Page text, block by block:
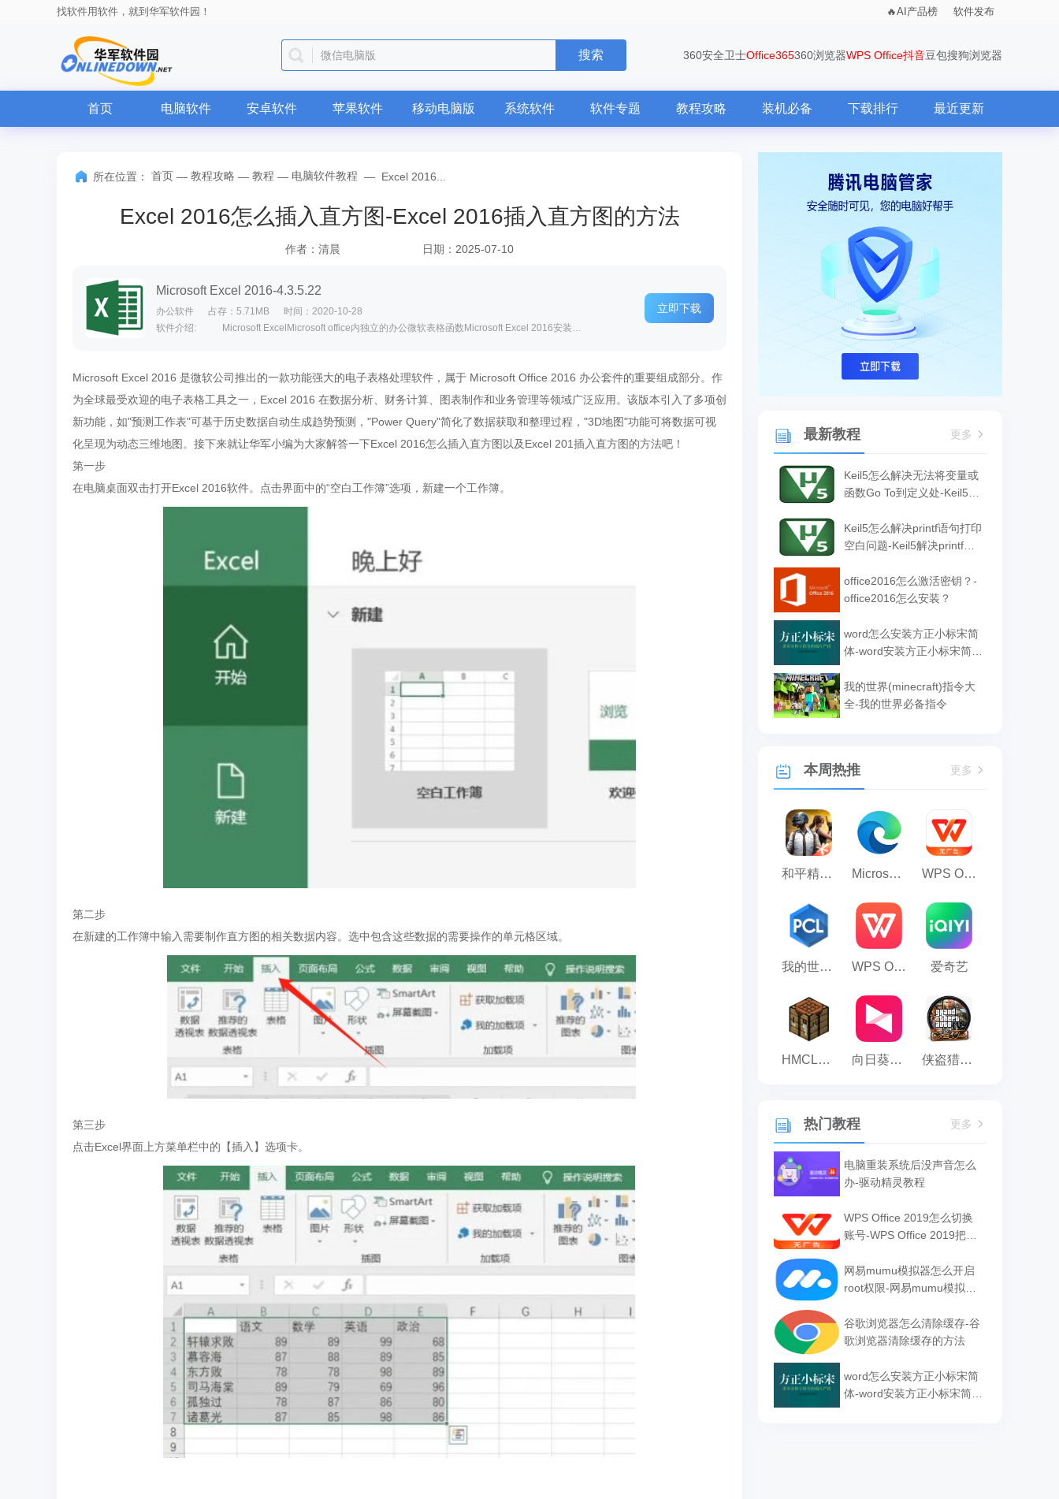
找软件用软件，就到华军软件园！ AI产品榜 软件发布
微信电脑版 搜索 360安全卫士Office365360浏览器WPS Office抖音豆包搜狗浏览器
首页 电脑软件 安卓软件 苹果软件 移动电脑版 系统软件 软件专题 教程攻略 装机必备 下载排行 最近更新
所在位置： 首页 — 教程攻略 — 教程 — 电脑软件教程 — Excel 2016...
Excel 2016怎么插入直方图-Excel 2016插入直方图的方法
作者：清晨 日期：2025-07-10
Microsoft Excel 2016-4.3.5.22
办公软件 占存：5.71MB
时间：2020-10-28
软件介绍: Microsoft ExcelMicrosoft office内独立的办公微软表格函数Microsoft Excel 2016安装包将...
立即下载
Microsoft Excel 2016 是微软公司推出的一款功能强大的电子表格处理软件，属于 Microsoft Office 2016 办公套件的重要组成部分。作
为全球最受欢迎的电子表格工具之一，Excel 2016 在数据分析、财务计算、图表制作和业务管理等领域广泛应用。该版本引入了多项创
新功能，如"预测工作表"可基于历史数据自动生成趋势预测，"Power Query"简化了数据获取和整理过程，"3D地图"功能可将数据可视
化呈现为动态三维地图。接下来就让华军小编为大家解答一下Excel 2016怎么插入直方图以及Excel 201插入直方图的方法吧！
第一步
在电脑桌面双击打开Excel 2016软件。点击界面中的“空白工作簿”选项，新建一个工作簿。
第二步
在新建的工作簿中输入需要制作直方图的相关数据内容。选中包含这些数据的需要操作的单元格区域。
第三步
点击Excel界面上方菜单栏中的【插入】选项卡。
最新教程 更多
Keil5怎么解决无法将变量或
函数Go To到定义处-Keil5解
到定义处的方法
Keil5怎么解决printf语句打印
空白问题-Keil5解决printf语
office2016怎么激活密钥？-
office2016怎么安装？
word怎么安装方正小标宋简
体-word安装方正小标宋简体
我的世界(minecraft)指令大
全-我的世界必备指令
本周热推 更多
和平精英模拟器应用宝版 Microsoft Edge浏览器 WPS Office
我的世界PCL2启动器 WPS Office 2023 爱奇艺
HMCL启动器 向日葵远程控制 侠盗猎车手:罪恶都市之侠盗无双
热门教程 更多
电脑重装系统后没声音怎么
办-驱动精灵教程
WPS Office 2019怎么切换
账号-WPS Office 2019把切
网易mumu模拟器怎么开启
root权限-网易mumu模拟器
谷歌浏览器怎么清除缓存-谷
歌浏览器清除缓存的方法
word怎么安装方正小标宋简
体-word安装方正小标宋简体